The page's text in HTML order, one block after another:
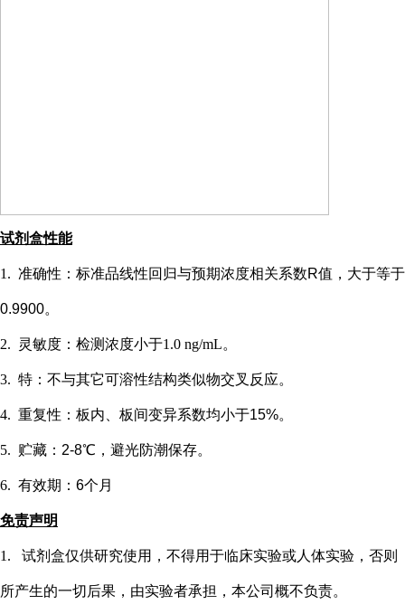
试剂盒性能
1. 准确性：标准品线性回归与预期浓度相关系数R值，大于等于
0.9900。
2. 灵敏度：检测浓度小于1.0 ng/mL。
3. 特：不与其它可溶性结构类似物交叉反应。
4. 重复性：板内、板间变异系数均小于15%。
5. 贮藏： 2-8℃，避光防潮保存。
6. 有效期： 6个月
免责声明
1. 试剂盒仅供研究使用，不得用于临床实验或人 体实验，否则
所产生的一切后果，由实验者承担，本公司概不负责。